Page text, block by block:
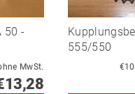
50 -
ohne MwSt.
555/550